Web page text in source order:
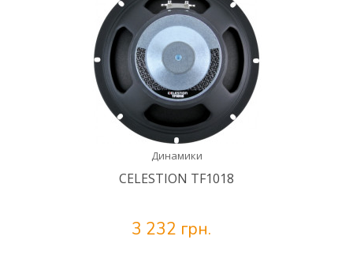
Динамики
CELESTION TF1018
3 232 грн.